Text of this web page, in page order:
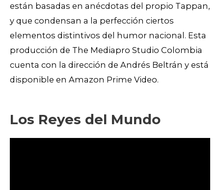
están basadas en anécdotas del propio Tappan,
y que condensan a la perfección ciertos
elementos distintivos del humor nacional. Esta
producción de The Mediapro Studio Colombia
cuenta con la dirección de Andrés Beltrán y está
disponible en Amazon Prime Video.
Los Reyes del Mundo